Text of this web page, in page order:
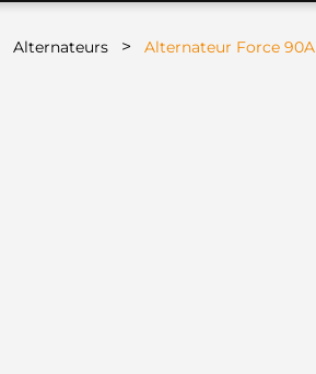
Alternateurs > Alternateur Force 90A